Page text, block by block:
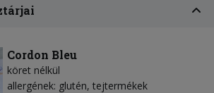
Cordon Bleu
köret nélkül
allergének: glutén, tejtermékek